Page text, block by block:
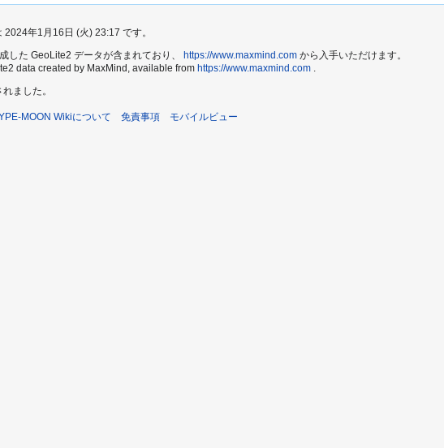
年1月16日 (火) 23:17 です。
した GeoLite2 データが含まれており、 https://www.maxmind.com から入手いただけます。
data created by MaxMind, available from https://www.maxmind.com
ました。
MOON Wikiについて 免責事項 モバイルビュー